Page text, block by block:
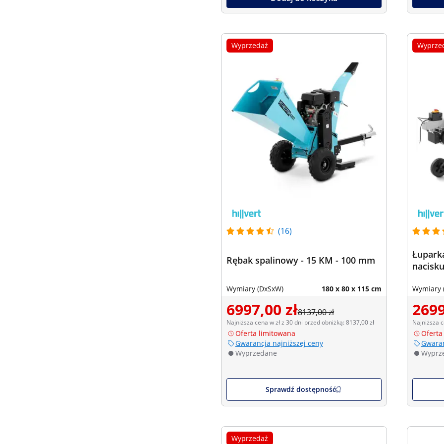
Wyprzedaż
(16)
Rębak spalinowy - 15 KM - 100 mm
Wymiary (DxSxW) 180 x 80 x 115 cm
6997,00 zł8137,00 zł
Najniższa cena w zł z 30 dni przed obniżką: 8137,00 zł
Oferta limitowana
Gwarancja najniższej ceny
Wyprzedane
Sprawdź dostępność
Wymiary
Najniższa
Wyprzedaż